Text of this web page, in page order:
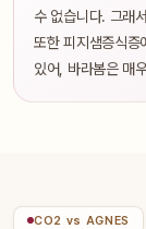
수 없습니다. 그래
또한 피지샘증식증
있어, 바라봄은 매
CO2 vs AGNES